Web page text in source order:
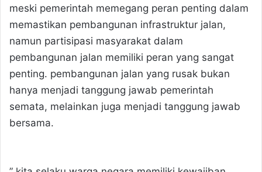
meski pemerintah memegang peran penting dalam
memastikan pembangunan infrastruktur jalan,
namun partisipasi masyarakat dalam
pembangunan jalan memiliki peran yang sangat
penting. pembangunan jalan yang rusak bukan
hanya menjadi tanggung jawab pemerintah
semata, melainkan juga menjadi tanggung jawab
bersama.